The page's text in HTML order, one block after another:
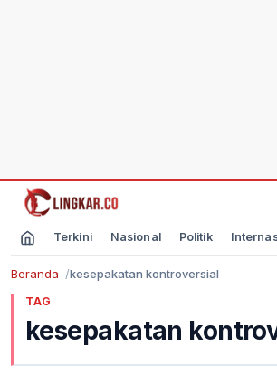
Terkini Nasional Politik
Beranda kesepakatan kontroversial
TAG
kesepakatan